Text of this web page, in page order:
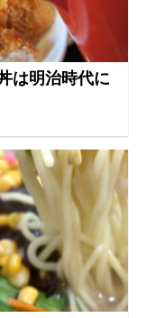
は明治時代に